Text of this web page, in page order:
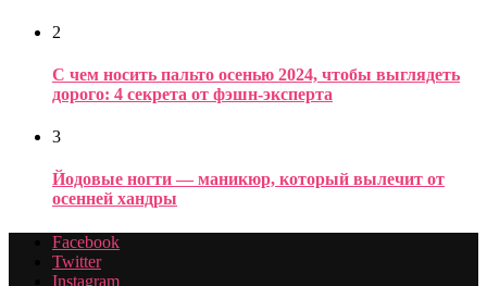
2
С чем носить пальто осенью 2024, чтобы выглядеть
дорого: 4 секрета от фэшн-эксперта
3
Йодовые ногти — маникюр, который вылечит от
осенней хандры
Facebook
Twitter
Instagram